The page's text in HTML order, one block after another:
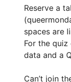
Reserve a
spaces are
For the
data and a
Can’t join